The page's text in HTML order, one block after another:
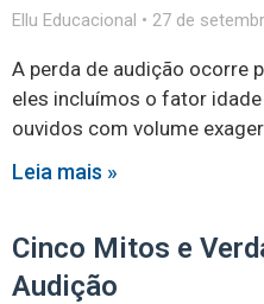
Ellu Educacional 27 de
A perda de audição ocorre
eles incluímos o fator
ouvidos com volume
Leia mais »
Cinco Mitos e
Audição